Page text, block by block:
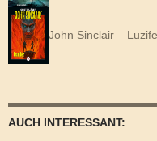
John Sinclair –
AUCH INTERESSANT: